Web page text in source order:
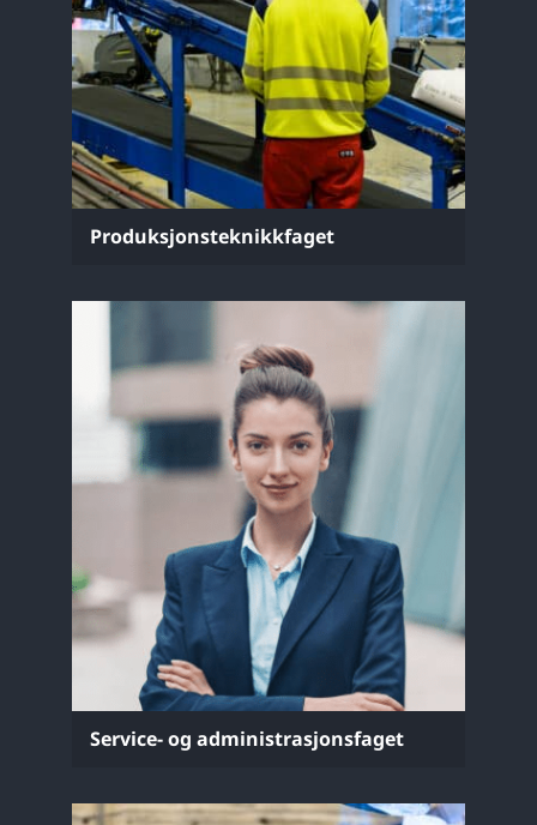
Produksjonsteknikkfaget
Service- og administrasjonsfaget